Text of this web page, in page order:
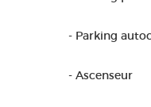
- Parking
- Ascenseur